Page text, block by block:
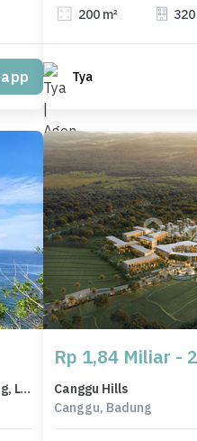
200 m² 320
Tya
For Sale Tanah Eksklusif di Jimbaran, Badung, LT 9300m²
Rp 1,84 Miliar -
Canggu Hills
Canggu, Badung